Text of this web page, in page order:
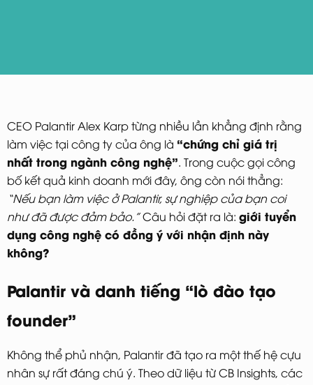
CEO Palantir Alex Karp từng nhiều lần khẳng định rằng
làm việc tại công ty của ông là “chứng chỉ giá trị
nhất trong ngành công nghệ”. Trong cuộc gọi công
bố kết quả kinh doanh mới đây, ông còn nói thẳng:
“Nếu bạn làm việc ở Palantir, sự nghiệp của bạn coi
như đã được đảm bảo.”Câu hỏi đặt ra là: giới tuyển
dụng công nghệ có đồng ý với nhận định này
không?
Palantir và danh tiếng “lò đào tạo
founder”
Không thể phủ nhận, Palantir đã tạo ra một thế hệ cựu
nhân sự rất đáng chú ý. Theo dữ liệu từ CB Insights, các